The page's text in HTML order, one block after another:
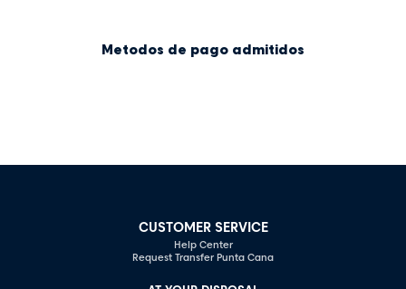
Metodos de pago admitidos
CUSTOMER SERVICE
Help Center
Request Transfer Punta Cana